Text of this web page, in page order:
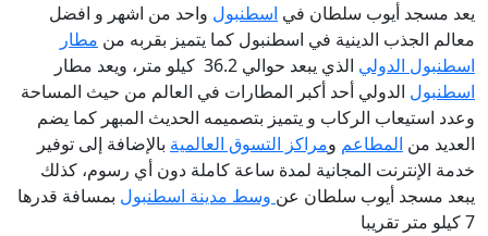
يعد مسجد أيوب سلطان في اسطنبول واحد من اشهر و افضل
معالم الجذب الدينية في اسطنبول كما يتميز بقربه من مطار
اسطنبول الدولي الذي يبعد حوالي 36.2 كيلو متر، ويعد مطار
اسطنبول الدولي أحد أكبر المطارات في العالم من حيث المساحة
وعدد استيعاب الركاب و يتميز بتصميمه الحديث المبهر كما يضم
العديد من المطاعم ومراكز التسوق العالمية بالإضافة إلى توفير
خدمة الإنترنت المجانية لمدة ساعة كاملة دون أي رسوم، كذلك
يبعد مسجد أيوب سلطان عن وسط مدينة اسطنبول بمسافة قدرها
7 كيلو متر تقريبا